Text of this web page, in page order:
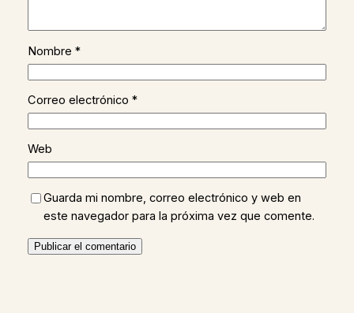
Nombre *
Correo electrónico *
Web
Guarda mi nombre, correo electrónico y web en
este navegador para la próxima vez que comente.